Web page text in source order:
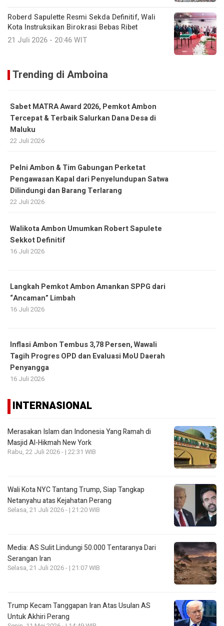
Roberd Sapulette Resmi Sekda Definitif, Wali
Kota Instruksikan Birokrasi Bebas Ribet
21 Juli 2026 - 20:46 WIT
Trending di Amboina
Sabet MATRA Award 2026, Pemkot Ambon
Tercepat & Terbaik Salurkan Dana Desa di
Maluku
22 Juli 2026
Pelni Ambon & Tim Gabungan Perketat
Pengawasan Kapal dari Penyelundupan Satwa
Dilindungi dan Barang Terlarang
22 Juli 2026
Walikota Ambon Umumkan Robert Sapulete
Sekkot Definitif
16 Juli 2026
Langkah Pemkot Ambon Amankan SPPG dari
“Ancaman” Limbah
16 Juli 2026
Inflasi Ambon Tembus 3,78 Persen, Wawali
Tagih Progres OPD dan Evaluasi MoU Daerah
Penyangga
16 Juli 2026
INTERNASIONAL
Merasakan Islam dan Indonesia Yang Ramah di
Masjid Al-Hikmah New York
Rabu, 22 Juli 2026 - | 22:31 WIB
Wali Kota NYC Tantang Trump, Siap Tangkap
Netanyahu atas Kejahatan Perang
Selasa, 21 Juli 2026 - | 21:20 WIB
Media: AS Sulit Lindungi 50.000 Tentaranya Dari
Serangan Iran
Selasa, 21 Juli 2026 - | 21:07 WIB
Trump Kecam Tanggapan Iran Atas Usulan AS
Untuk Akhiri Perang